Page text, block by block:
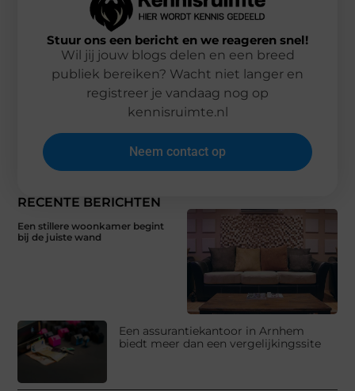
RECENTE BERICHTEN
Een stillere woonkamer begint
bij de juiste wand
Een assurantiekantoor in Arnhem
biedt meer dan een vergelijkingssite
Stuur ons een bericht en we reageren snel!
Wil jij jouw blogs delen en een breed
publiek bereiken? Wacht niet langer en
registreer je vandaag nog op
kennisruimte.nl
Neem contact op